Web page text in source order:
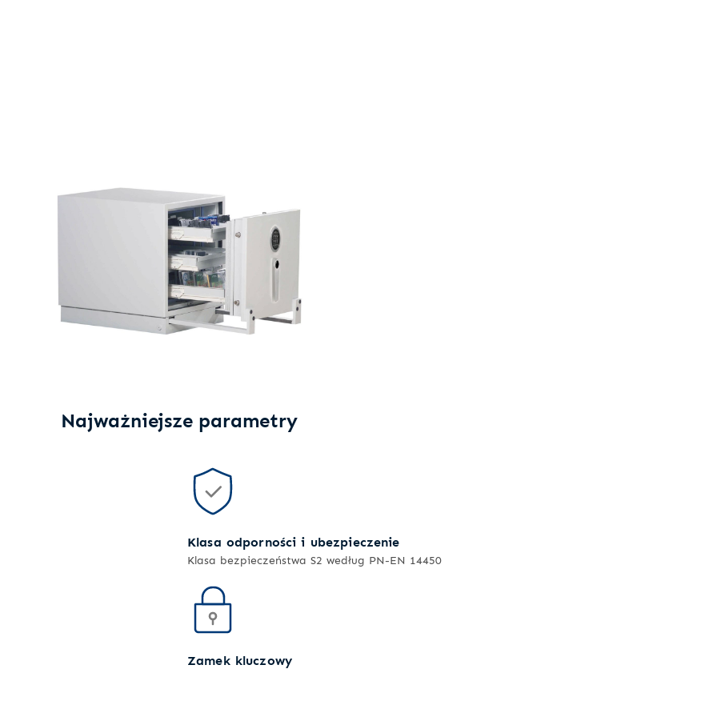
Najważniejsze parametry
Klasa odporności i ubezpieczenie
Klasa bezpieczeństwa S2 według PN-EN 14450
Zamek kluczowy